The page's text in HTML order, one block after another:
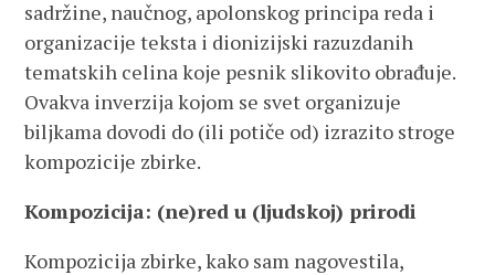
sadržine, naučnog, apolonskog principa reda i
organizacije teksta i dionizijski razuzdanih
tematskih celina koje pesnik slikovito obrađuje.
Ovakva inverzija kojom se svet organizuje
biljkama dovodi do (ili potiče od) izrazito stroge
kompozicije zbirke.
Kompozicija: (ne)red u (ljudskoj) prirodi
Kompozicija zbirke, kako sam nagovestila,